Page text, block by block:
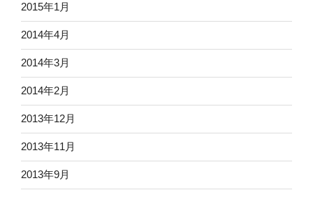
2015年1月
2014年4月
2014年3月
2014年2月
2013年12月
2013年11月
2013年9月